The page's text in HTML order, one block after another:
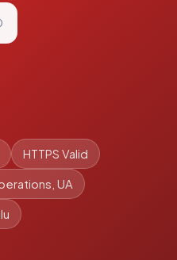
HTTPS Valid
UA